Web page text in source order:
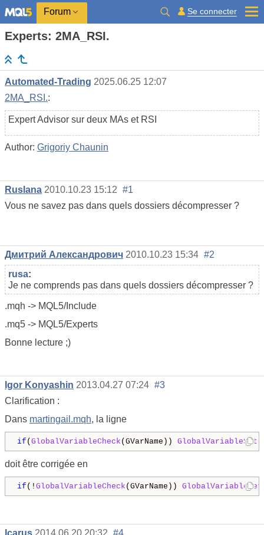
Forum Se connecter
Experts: 2MA_RSI.
Automated-Trading 2025.06.25 12:07
2MA_RSI.:
Expert Advisor sur deux MAs et RSI
Author: Grigoriy Chaunin
Ruslana 2010.10.23 15:12 #1
Vous ne savez pas dans quels dossiers décompresser ?
Дмитрий Александрович 2010.10.23 15:34 #2
rusa:
Je ne comprends pas dans quels dossiers décompresser ?
.mqh -> MQL5/Include
.mq5 -> MQL5/Experts
Bonne lecture ;)
Igor Konyashin 2013.04.27 07:24 #3
Clarification :
Dans martingail.mqh, la ligne
if ( GlobalVariableCheck (GVarName)) GlobalVariableSet
doit être corrigée en
if (! GlobalVariableCheck (GVarName)) GlobalVariableSet
Icarus 2014.06.20 20:32 #4